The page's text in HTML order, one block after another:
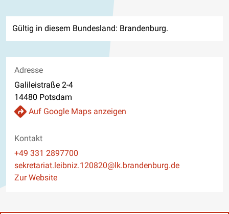
Gültig in diesem Bundesland: Brandenburg.
Adresse
Galileistraße 2-4
14480 Potsdam
Auf Google Maps anzeigen
Kontakt
Telefon
+49 331 2897700
E-Mail
sekretariat.leibniz.120820@lk.brandenburg.de
Website
Zur Website